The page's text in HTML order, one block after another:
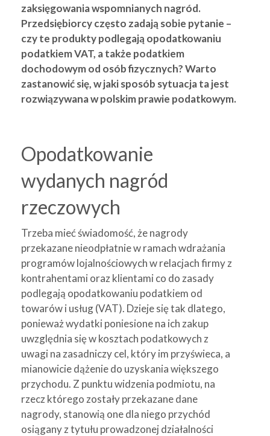
zaksięgowania wspomnianych nagród.
Przedsiębiorcy często zadają sobie pytanie –
czy te produkty podlegają opodatkowaniu
podatkiem VAT, a także podatkiem
dochodowym od osób fizycznych? Warto
zastanowić się, w jaki sposób sytuacja ta jest
rozwiązywana w polskim prawie podatkowym.
Opodatkowanie
wydanych nagród
rzeczowych
Trzeba mieć świadomość, że nagrody
przekazane nieodpłatnie w ramach wdrażania
programów lojalnościowych w relacjach firmy z
kontrahentami oraz klientami co do zasady
podlegają opodatkowaniu podatkiem od
towarów i usług (VAT). Dzieje się tak dlatego,
ponieważ wydatki poniesione na ich zakup
uwzględnia się w kosztach podatkowych z
uwagi na zasadniczy cel, który im przyświeca, a
mianowicie dążenie do uzyskania większego
przychodu. Z punktu widzenia podmiotu, na
rzecz którego zostały przekazane dane
nagrody, stanowią one dla niego przychód
osiągany z tytułu prowadzonej działalności